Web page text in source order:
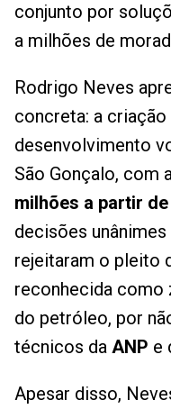
conjunto por
a milhões de
Rodrigo Neves
concreta: a
desenvolvimento
São Gonçalo, com
milhões a partir de
decisões unânimes
rejeitaram o pleito
reconhecida como
do petróleo, por
técnicos da ANP e
Apesar disso,